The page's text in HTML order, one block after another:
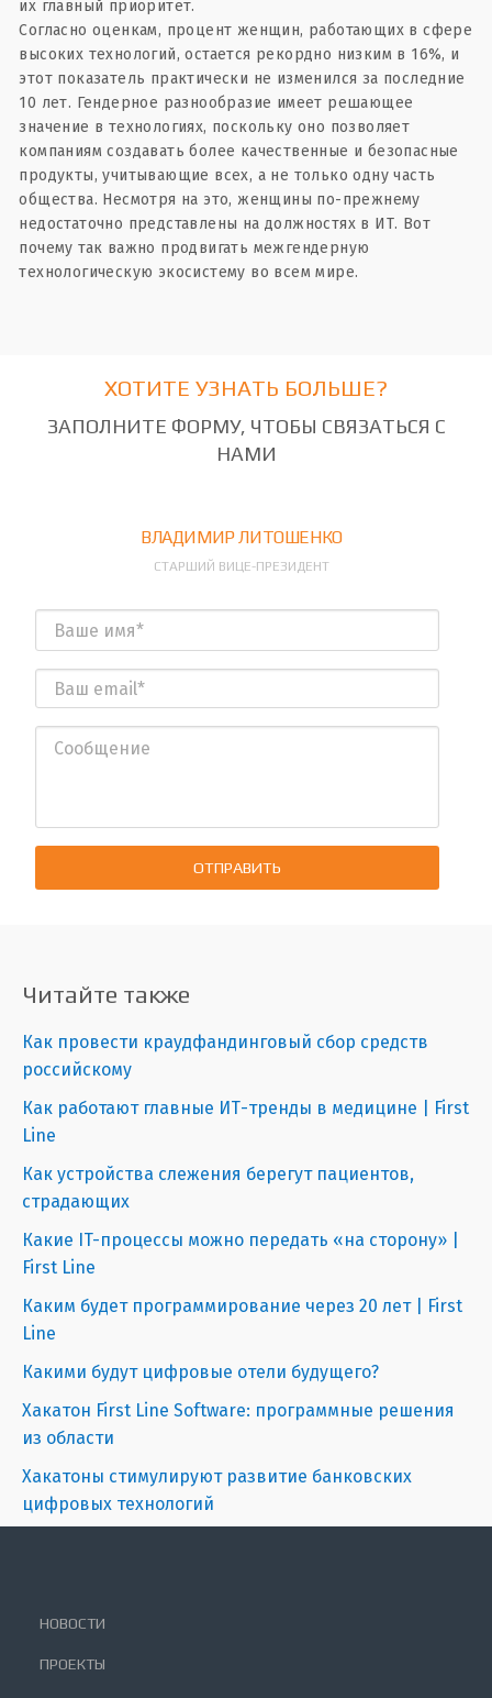
их главный приоритет.
Согласно оценкам, процент женщин, работающих в сфере
высоких технологий, остается рекордно низким в 16%, и
этот показатель практически не изменился за последние
10 лет. Гендерное разнообразие имеет решающее
значение в технологиях, поскольку оно позволяет
компаниям создавать более качественные и безопасные
продукты, учитывающие всех, а не только одну часть
общества. Несмотря на это, женщины по-прежнему
недостаточно представлены на должностях в ИТ. Вот
почему так важно продвигать межгендерную
технологическую экосистему во всем мире.
ХОТИТЕ УЗНАТЬ БОЛЬШЕ?
ЗАПОЛНИТЕ ФОРМУ, ЧТОБЫ СВЯЗАТЬСЯ С
НАМИ
ВЛАДИМИР ЛИТОШЕНКО
СТАРШИЙ ВИЦЕ-ПРЕЗИДЕНТ
ОТПРАВИТЬ
Читайте также
Как провести краудфандинговый сбор средств
российскому
Как работают главные ИТ-тренды в медицине | First
Line
Как устройства слежения берегут пациентов,
страдающих
Какие IT-процессы можно передать «на сторону» |
First Line
Каким будет программирование через 20 лет | First
Line
Какими будут цифровые отели будущего?
Хакатон First Line Software: программные решения
из области
Хакатоны стимулируют развитие банковских
цифровых технологий
НОВОСТИ
ПРОЕКТЫ